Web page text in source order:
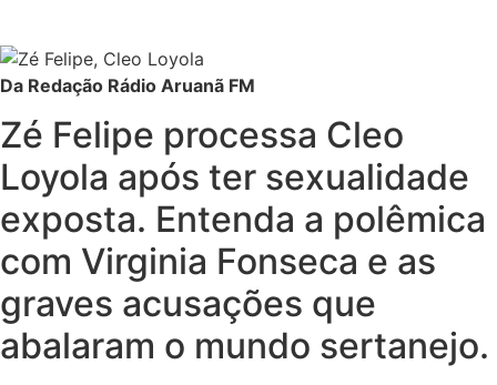
Da Redação Rádio Aruanã FM
Zé Felipe processa Cleo
Loyola após ter sexualidade
exposta. Entenda a polêmica
com Virginia Fonseca e as
graves acusações que
abalaram o mundo sertanejo.